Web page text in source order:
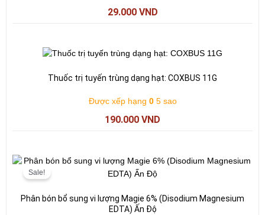
29.000 VND
Thuốc trị tuyến trùng dạng hạt: COXBUS 11G
Được xếp hạng 05 sao
190.000 VND
Sale!
Phân bón bổ sung vi lượng Magie 6% (Disodium Magnesium
EDTA) Ấn Độ
Giá
gốc
197.000 VND.
Giá
là:
195.000 VND.